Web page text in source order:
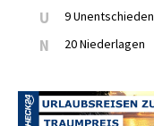
U 9 Unentschieden
N 20 Niederlagen